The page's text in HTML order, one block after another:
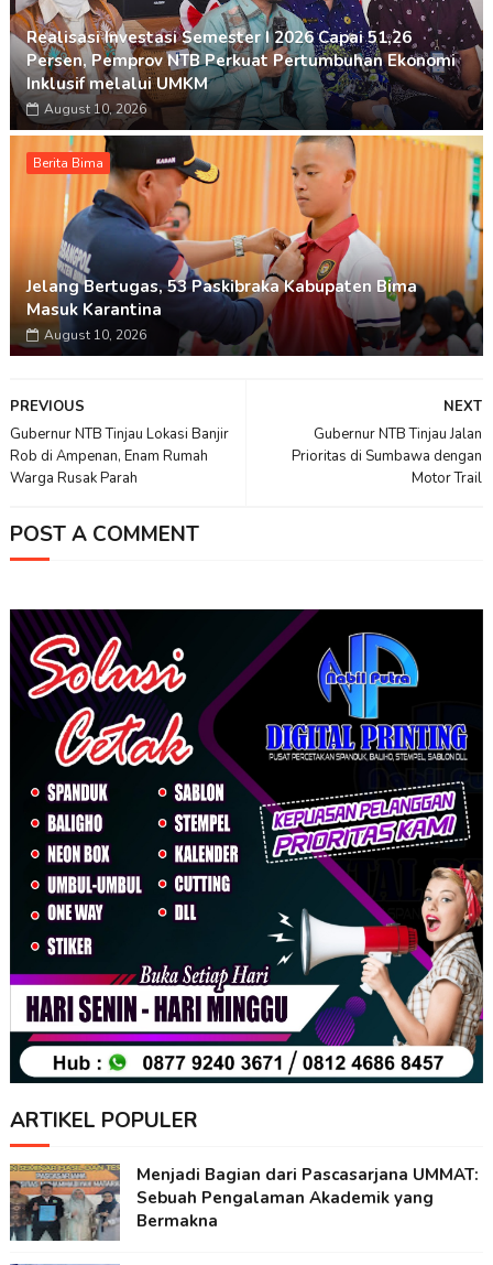
Realisasi Investasi Semester I 2026 Capai 51,26
Persen, Pemprov NTB Perkuat Pertumbuhan Ekonomi
Inklusif melalui UMKM
August 10, 2026
Berita Bima
Jelang Bertugas, 53 Paskibraka Kabupaten Bima
Masuk Karantina
August 10, 2026
NEXT
Gubernur NTB Tinjau Jalan
Prioritas di Sumbawa dengan
Motor Trail
PREVIOUS
Gubernur NTB Tinjau Lokasi Banjir
Rob di Ampenan, Enam Rumah
Warga Rusak Parah
POST A COMMENT
ARTIKEL POPULER
Menjadi Bagian dari Pascasarjana UMMAT:
Sebuah Pengalaman Akademik yang
Bermakna